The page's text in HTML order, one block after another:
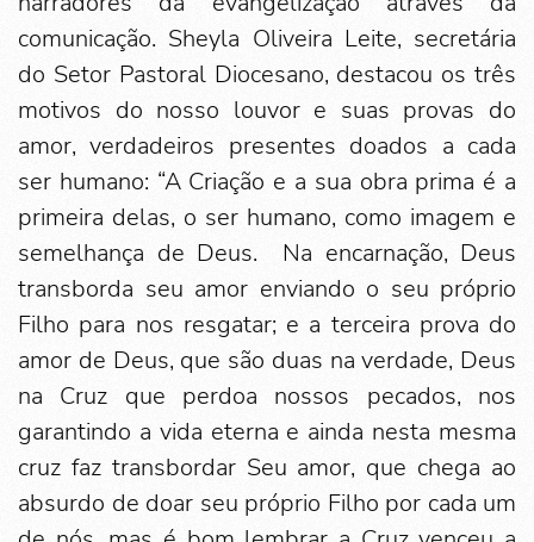
comunicação. Sheyla Oliveira Leite, secretária
do Setor Pastoral Diocesano, destacou os três
motivos do nosso louvor e suas provas do
amor, verdadeiros presentes doados a cada
ser humano: “A Criação e a sua obra prima é a
primeira delas, o ser humano, como imagem e
semelhança de Deus. Na encarnação, Deus
transborda seu amor enviando o seu próprio
Filho para nos resgatar; e a terceira prova do
amor de Deus, que são duas na verdade, Deus
na Cruz que perdoa nossos pecados, nos
garantindo a vida eterna e ainda nesta mesma
cruz faz transbordar Seu amor, que chega ao
absurdo de doar seu próprio Filho por cada um